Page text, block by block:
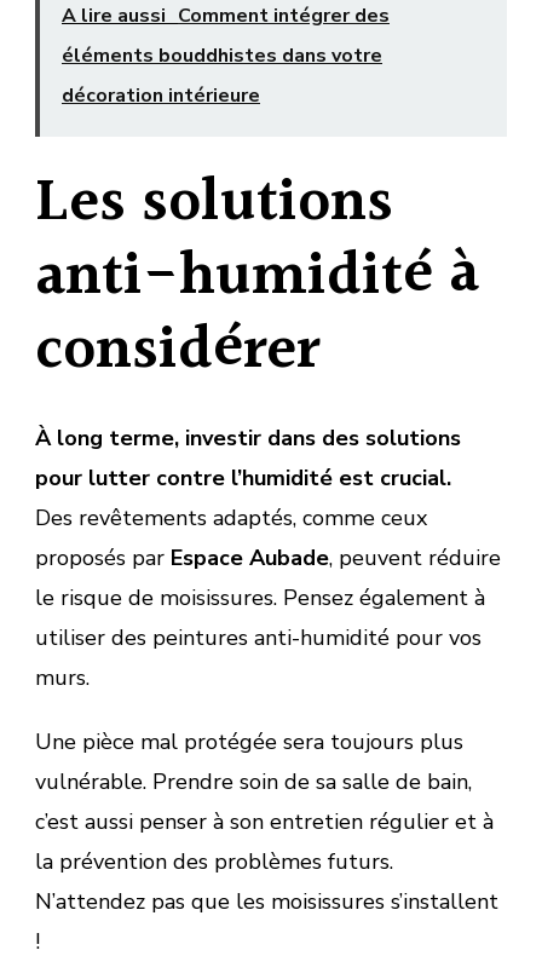
A lire aussi Comment intégrer des
éléments bouddhistes dans votre
décoration intérieure
Les solutions
anti-humidité à
considérer
À long terme, investir dans des solutions
pour lutter contre l’humidité est crucial.
Des revêtements adaptés, comme ceux
proposés par Espace Aubade, peuvent réduire
le risque de moisissures. Pensez également à
utiliser des peintures anti-humidité pour vos
murs.
Une pièce mal protégée sera toujours plus
vulnérable. Prendre soin de sa salle de bain,
c’est aussi penser à son entretien régulier et à
la prévention des problèmes futurs.
N’attendez pas que les moisissures s’installent
!